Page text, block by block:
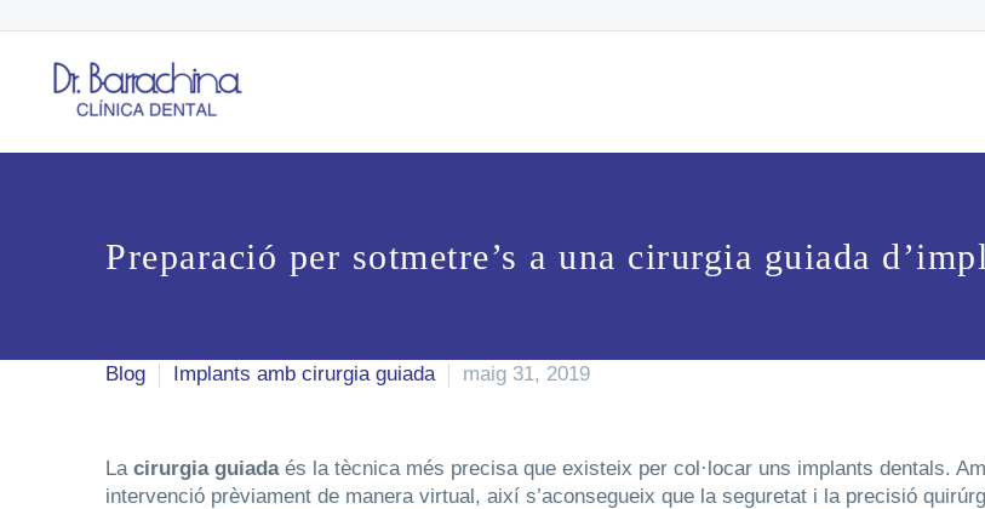
Preparació per sotmetre’s a una cirurgia guiada
Blog Implants amb cirurgia guiada maig 31, 2019
La cirurgia guiadaés la tècnica més precisa que existeix per col·locar uns implants dentals.
intervenció prèviament de manera virtual, així s’aconsegueix que la seguretat i la precisió